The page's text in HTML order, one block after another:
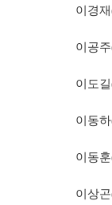
이경
이공
이도
이동
이동
이상